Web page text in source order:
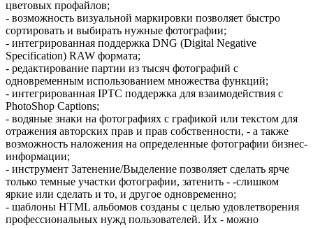
цветовых профайлов;
- возможность визуальной маркировки позволяет быстро
сортировать и выбирать нужные фотографии;
- интегрированная поддержка DNG (Digital Negative
Specification) RAW формата;
- редактирование партии из тысяч фотографий с
одновременным использованием множества функций;
- интегрированная IPTC поддержка для взаимодействия с
PhotoShop Captions;
- водяные знаки на фотографиях с графикой или текстом для
отражения авторских прав и прав собственности, - а также
возможность наложения на определенные фотографии бизнес-
информации;
- инструмент Затенение/Выделение позволяет сделать ярче
только темные участки фотографии, затенить - -слишком
яркие или сделать и то, и другое одновременно;
- шаблоны HTML альбомов созданы с целью удовлетворения
профессиональных нужд пользователей. Их - можно